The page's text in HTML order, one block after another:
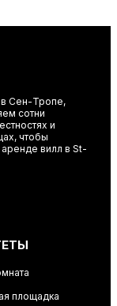
в Сен-Тропе,
сотни
и
чтобы
вилл в St-
площадка